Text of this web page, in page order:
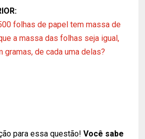
folhas de papel tem massa de
a massa das folhas seja igual,
gramas, de cada uma delas?
para essa questão!Você sabe